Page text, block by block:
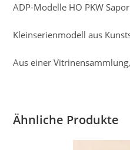
ADP-Modelle HO PKW
Kleinserienmodell aus
Aus einer
Ähnliche Produkte